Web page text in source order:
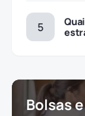
Bolsas